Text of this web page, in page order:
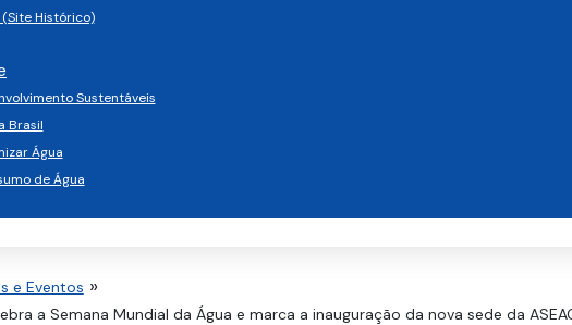
(Site Histórico)
Sustentáveis
Brasil
Água
de Água
e Eventos
a Semana Mundial da Água e marca a inauguração da nova sede da